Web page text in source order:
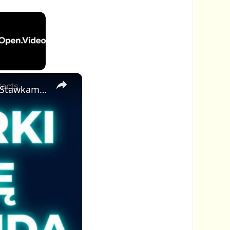
×
Ten Darmowy Katalog Pozwala Markom Cię Znaleźć — Z Twoimi Stawkami Już Wyświetlonymi